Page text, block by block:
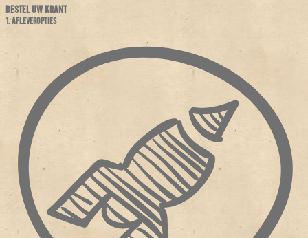
BESTEL UW KRANT
1. AFLEVEROPTIES